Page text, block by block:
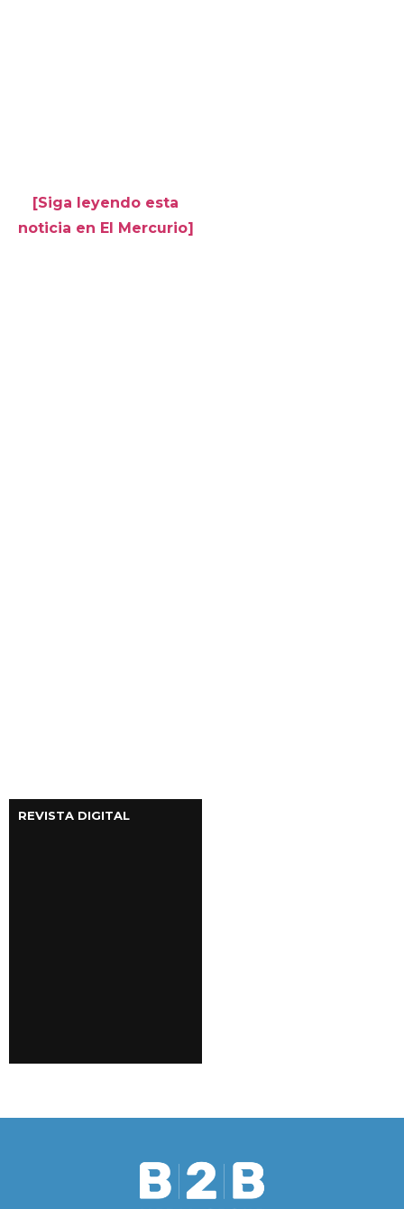
[Siga leyendo esta
noticia en El Mercurio]
REVISTA DIGITAL